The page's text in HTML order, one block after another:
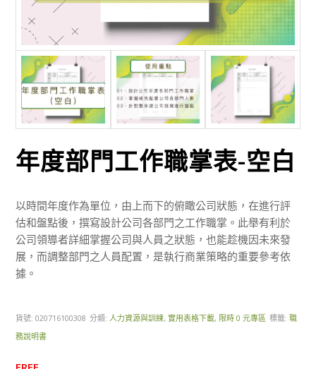
年度部門工作職掌表-空白
以時間年度作為單位，由上而下的俯瞰公司狀態，在進行評
估和盤點後，撰寫設計公司各部門之工作職掌。此舉有利於
公司領導者詳細掌握公司與人員之狀態，也能趁機因未來發
展，而調整部門之人員配置，是執行商業策略的重要參考依
據。
貨號: 020716100308 分類: 人力資源與訓練,實用表格下載, 限時 0 元專區 標籤:職
務說明書